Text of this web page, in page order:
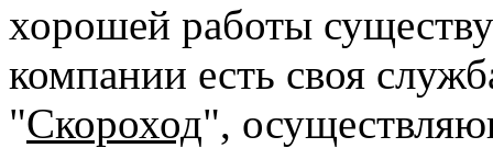
хорошей работы
компании есть своя
"Скороход",